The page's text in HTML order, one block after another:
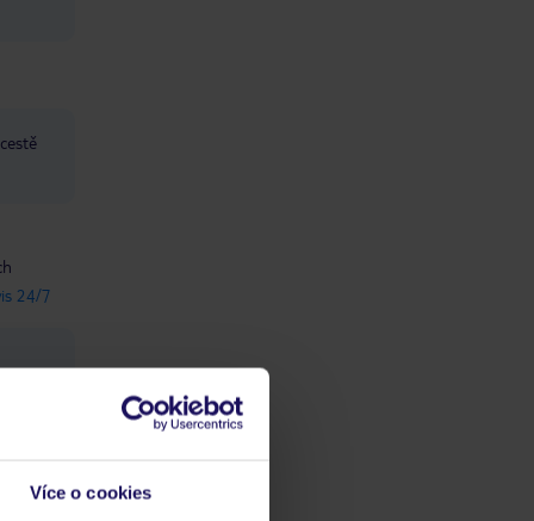
Více o cookies
24/7